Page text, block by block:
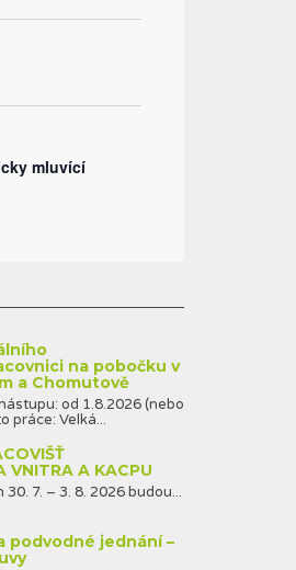
mluvící
na pobočku v
a Chomutově
od 1.8.2026 (nebo
práce: Velká...
VNITRA A KACPU
30. 7. – 3. 8. 2026 budou...
podvodné jednání –